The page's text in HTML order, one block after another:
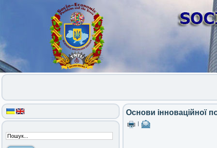
Основи інноваційної